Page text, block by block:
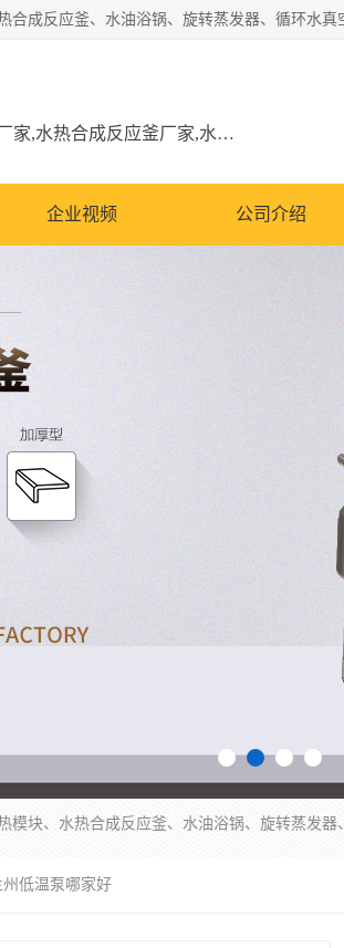
低温冷却液循环泵厂家,加热模块厂家,水热合成反应釜厂家,水油浴锅厂家,旋转蒸发器厂家
企业视频 公司介绍
州低温泵哪家好